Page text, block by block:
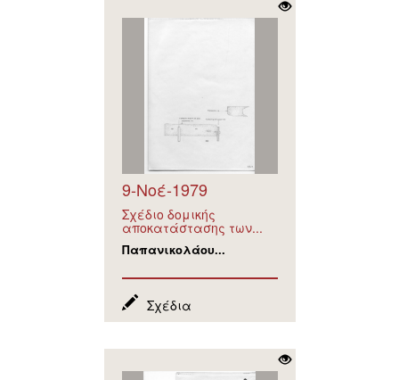
9-Νοέ-1979
Σχέδιο δομικής
αποκατάστασης των...
Παπανικολάου...
Σχέδια